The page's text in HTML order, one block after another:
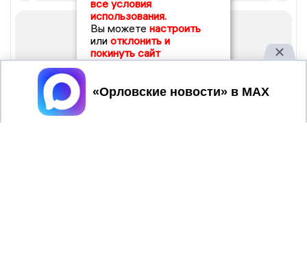
все условия
использования.
Вы можете настроить
или отклонить и
покинуть сайт
Принять